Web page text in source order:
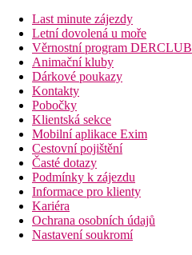
Last minute zájezdy
Letní dovolená u moře
Věrnostní program DERCLUB
Animační kluby
Dárkové poukazy
Kontakty
Pobočky
Klientská sekce
Mobilní aplikace Exim
Cestovní pojištění
Časté dotazy
Podmínky k zájezdu
Informace pro klienty
Kariéra
Ochrana osobních údajů
Nastavení soukromí